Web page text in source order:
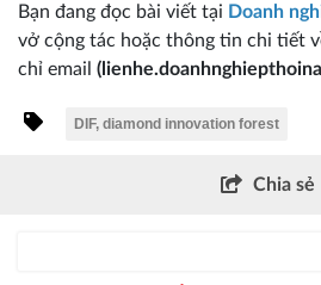
Bạn đang đọc bài viết tại Doanh
vở cộng tác hoặc thông tin chi tiết
chỉ email
DIF, diamond innovation forest
Chia sẻ